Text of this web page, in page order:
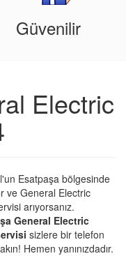
Güvenilir
Electric
Esatpaşa bölgesinde
ve General Electric
arıyorsanız.
General Electric
sizlere bir telefon
Hemen yanınızdadır.